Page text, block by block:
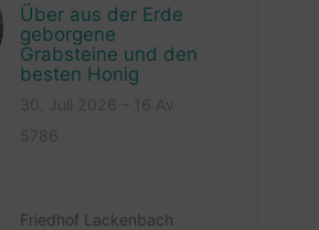
Über aus der Erde
geborgene
Grabsteine und den
besten Honig
Friedhof Lackenbach